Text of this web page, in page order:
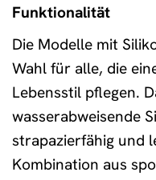
Funktionalität
Die Modelle mit
Wahl für alle, die
Lebensstil pflegen.
wasserabweisende
strapazierfähig und
Kombination aus